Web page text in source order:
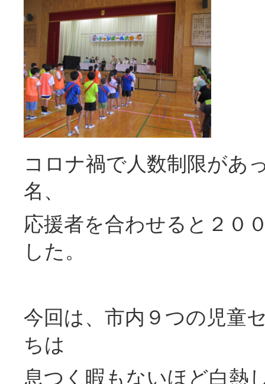
コロナ禍で人数制限があ
名、
応援者を合わせると２０
した。
今回は、市内９つの児童
ちは
息つく暇もないほど白熱